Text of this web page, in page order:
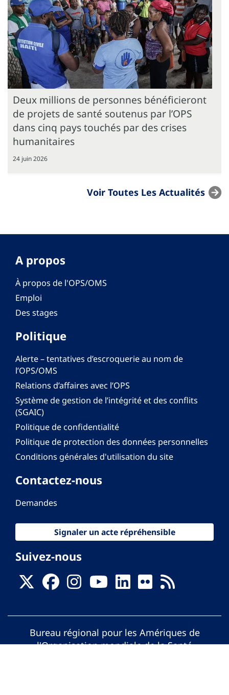
Deux millions de personnes bénéficieront
de projets de santé soutenus par l’OPS
dans cinq pays touchés par des crises
humanitaires
24 juin 2026
Voir Toutes Les Actualités
A propos
À propos de l'OPS/OMS
Emploi
Des stages
Politique
Alerte – tentatives d’escroquerie au nom de
l’OPS/OMS
Relations d’affaires avec l’OPS
Système de gestion de l’intégrité et des conflits
(SGAIC)
Politique de confidentialité
Politique de protection des données personnelles
Conditions générales d'utilisation du site
Contactez-nous
Demandes
Signaler un acte répréhensible
Suivez-nous
Bureau régional pour les Amériques de
l'Organisation mondiale de la Santé